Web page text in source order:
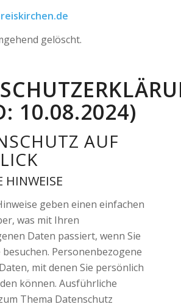
gelöscht.
10.08.2024)
AUF
HINWEISE
geben einen einfachen
was mit Ihren
Daten passiert, wenn Sie
Personenbezogene
mit denen Sie persönlich
können. Ausführliche
Thema Datenschutz